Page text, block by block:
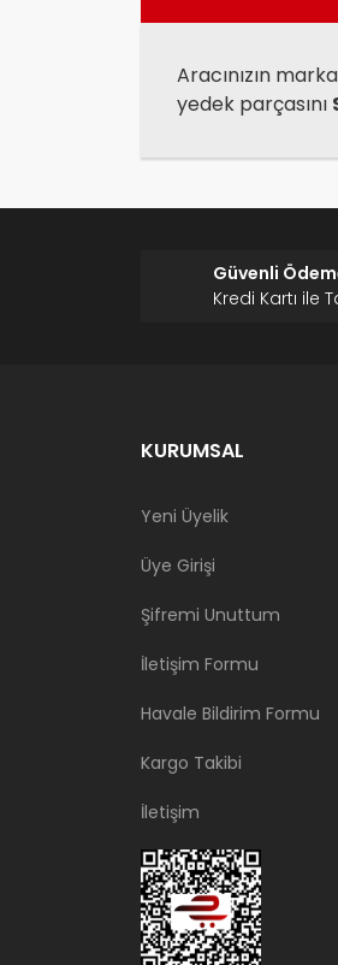
Aracınızın
yedek parçasını
Güvenli
Kredi Kartı ile
KURUMSAL
Yeni Üyelik
Üye Girişi
Şifremi Unuttum
İletişim Formu
Havale Bildirim Formu
Kargo Takibi
İletişim